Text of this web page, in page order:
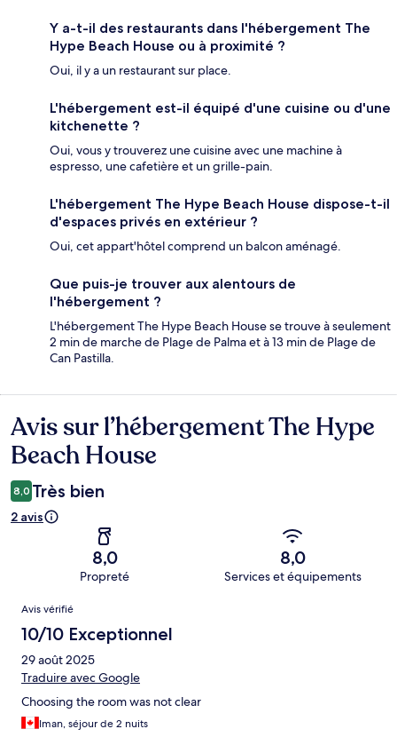
Y a-t-il des restaurants dans l'hébergement The
Hype Beach House ou à proximité ?
Oui, il y a un restaurant sur place.
L'hébergement est-il équipé d'une cuisine ou d'une
kitchenette ?
Oui, vous y trouverez une cuisine avec une machine à
espresso, une cafetière et un grille-pain.
L'hébergement The Hype Beach House dispose-t-il
d'espaces privés en extérieur ?
Oui, cet appart'hôtel comprend un balcon aménagé.
Que puis-je trouver aux alentours de
l'hébergement ?
L'hébergement The Hype Beach House se trouve à seulement
2 min de marche de Plage de Palma et à 13 min de Plage de
Can Pastilla.
Avis
Avis sur l’hébergement The Hype
Beach House
8,0 Très bien
2 avis
8,0
Propreté
8,0
Services et équipements
Avis
Avis vérifié
10/10 Exceptionnel
29 août 2025
Traduire avec Google
Choosing the room was not clear
Iman, séjour de 2 nuits